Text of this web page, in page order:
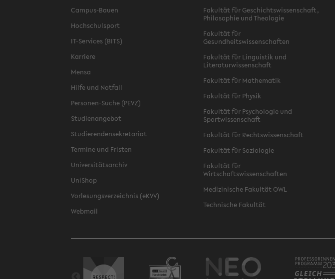
Campus-Bauen
Hochschulsport
IT-Services (BITS)
Karriere
Mensa
Hilfe und Notfall
Personen-Suche (PEVZ)
Studienangebot
Studierendensekretariat
Termine und Fristen
Universitätsarchiv
UniShop
Vorlesungsverzeichnis (eKVV)
Webmail
Fakultät für Geschichtswissenschaft,
Philosophie und Theologie
Fakultät für
Gesundheitswissenschaften
Fakultät für Linguistik und
Literaturwissenschaft
Fakultät für Mathematik
Fakultät für Physik
Fakultät für Psychologie und
Sportwissenschaft
Fakultät für Rechtswissenschaft
Fakultät für Soziologie
Fakultät für
Wirtschaftswissenschaften
Medizinische Fakultät OWL
Technische Fakultät